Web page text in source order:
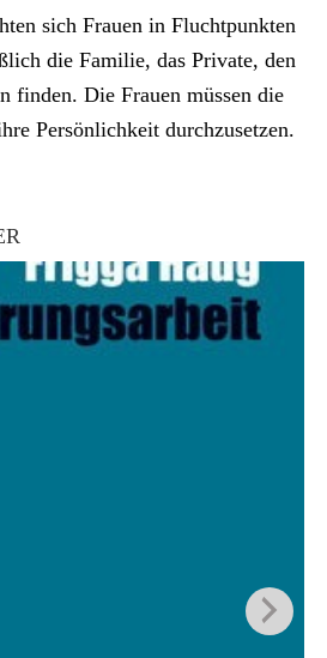
sich Frauen in Fluchtpunkten
die Familie, das Private, den
finden. Die Frauen müssen die
Persönlichkeit durchzusetzen.